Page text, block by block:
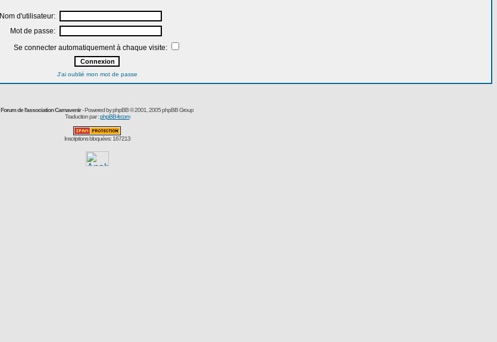
Nom d'utilisateur:
Mot de passe:
Se connecter automatiquement à chaque visite:
J'ai oublié mon mot de passe
Forum de l'association Carnavenir- Powered byphpBB© 2001, 2005 phpBB Group
Traduction par :phpBB-fr.com
Inscriptions bloquées: 167213